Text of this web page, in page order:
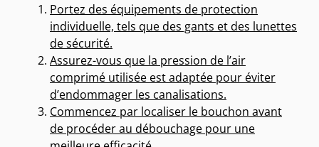
Portez des équipements de protection
individuelle, tels que des gants et des lunettes
de sécurité.
Assurez-vous que la pression de l’air
comprimé utilisée est adaptée pour éviter
d’endommager les canalisations.
Commencez par localiser le bouchon avant
de procéder au débouchage pour une